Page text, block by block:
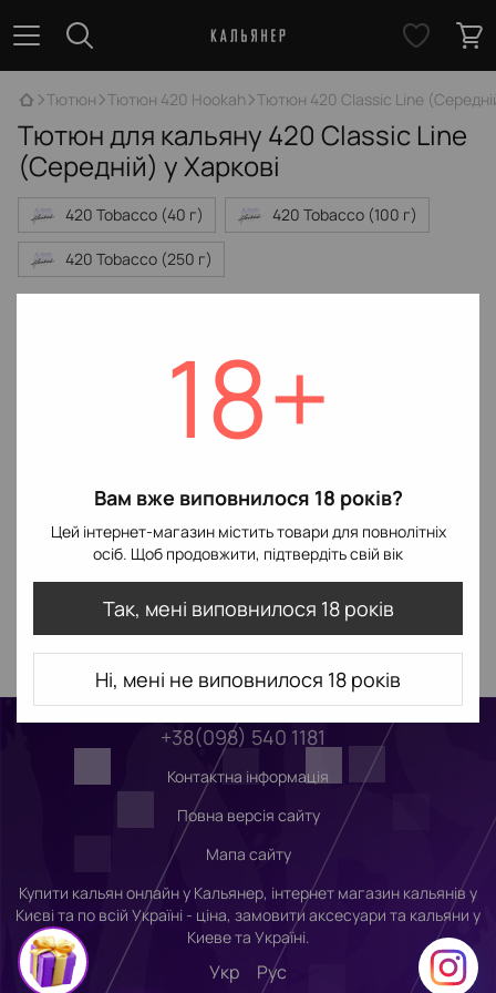
18+
Вам вже виповнилося 18 років?
Цей інтернет-магазин містить товари для повнолітніх
осіб. Щоб продовжити, підтвердіть свій вік
Так, мені виповнилося 18 років
Ні, мені не виповнилося 18 років
Тютюн Тютюн 420 Hookah Тютюн 420 Classic Line
Тютюн для кальяну 420 Classic Line
(Середній) у Харкові
420 Tobacco (40 г) 420 Tobacco (100 г)
420 Tobacco (250 г)
+38(098) 540 1181
Контактна інформація
Повна версія сайту
Мапа сайту
Купити кальян онлайн у Кальянер, інтернет магазин кальянів у
Києві та по всій Україні - ціна, замовити аксесуари та кальяни у
Киеве та Україні.
Укр Рус